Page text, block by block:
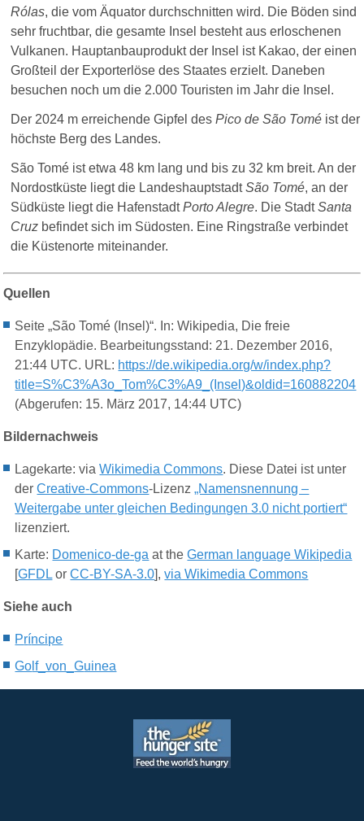
Rólas, die vom Äquator durchschnitten wird. Die Böden sind
sehr fruchtbar, die gesamte Insel besteht aus erloschenen
Vulkanen. Hauptanbauprodukt der Insel ist Kakao, der einen
Großteil der Exporterlöse des Staates erzielt. Daneben
besuchen noch um die 2.000 Touristen im Jahr die Insel.
Der 2024 m erreichende Gipfel desPico de São Tomé ist der
höchste Berg des Landes.
São Tomé ist etwa 48 km lang und bis zu 32 km breit. An der
Nordostküste liegt die LandeshauptstadtSão Tomé, an der
Südküste liegt die HafenstadtPorto Alegre. Die StadtSanta
Cruz befindet sich im Südosten. Eine Ringstraße verbindet
die Küstenorte miteinander.
Quellen
Seite „São Tomé (Insel)“. In: Wikipedia, Die freie
Enzyklopädie. Bearbeitungsstand: 21. Dezember 2016,
21:44 UTC. URL: https://de.wikipedia.org/w/index.php?
title=S%C3%A3o_Tom%C3%A9_(Insel)&oldid=160882204
(Abgerufen: 15. März 2017, 14:44 UTC)
Bildernachweis
Lagekarte: viaWikimedia Commons. Diese Datei ist unter
derCreative-Commons-Lizenz„Namensnennung –
Weitergabe unter gleichen Bedingungen 3.0 nicht portiert“
lizenziert.
Karte: Domenico-de-ga at theGerman language Wikipedia
[GFDL orCC-BY-SA-3.0],via Wikimedia Commons
Siehe auch
Príncipe
Go lf_von_Guinea